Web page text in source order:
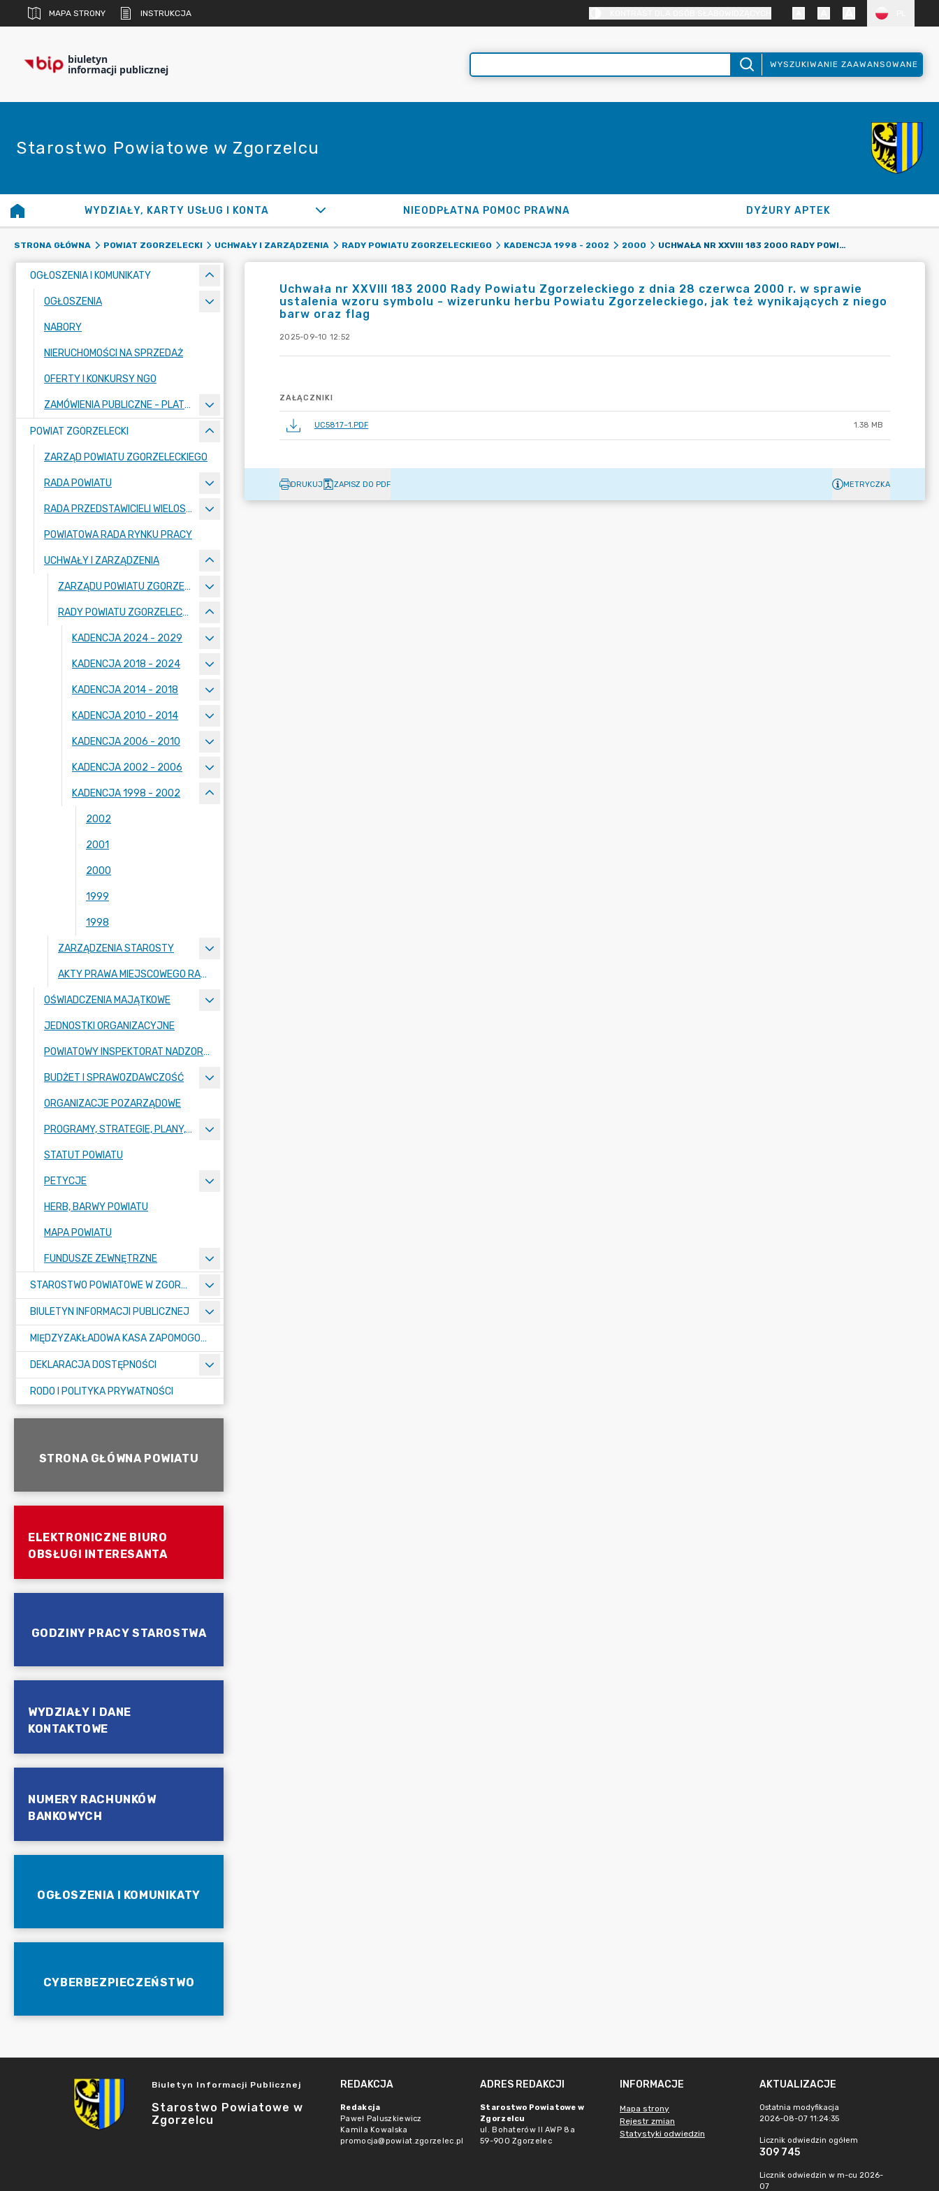
MAPA STRONY INSTRUKCJA
biuletyn
informacji publicznej WYSZUKIWANIE ZAAWANSOWANE
Starostwo Powiatowe w Zgorzelcu
WYDZIAŁY, KARTY USŁUG I KONTA NIEODPŁATNA POMOC PRAWNA DYŻURY APTEK
STRONA GŁÓWNA POWIAT ZGORZELECKI UCHWAŁY I ZARZĄDZENIA RADY POWIATU ZGORZELECKIEGO KADENCJA 1998 - 2002 2000 UCHWAŁA NR XXVIII 183 2000 RADY POWIATU ZGORZELECKIEGO Z DNIA 28 CZERWCA 2000 R. W SPRAWIE USTALENIA WZORU SYMBOLU - WIZERUNKU HERBU POWIATU ZGORZELECKIEGO, JAK TEŻ WYNIKAJĄCYCH Z NIEGO BARW ORAZ FLAG
OGŁOSZENIA I KOMUNIKATY
OGŁOSZENIA
NABORY
NIERUCHOMOŚCI NA SPRZEDAŻ
OFERTY I KONKURSY NGO
ZAMÓWIENIA PUBLICZNE - PLATFORMA ZAKUPOWA
POWIAT ZGORZELECKI
ZARZĄD POWIATU ZGORZELECKIEGO
RADA POWIATU
RADA PRZEDSTAWICIELI WIELOSPECJALISTYCZNEGO ZESPOŁU OPIEKI ZDROWOTNEJ "BOLESŁAWIEC-ZGORZELEC" SAMODZIELNEGO PUBLICZNEGO ZAKŁADU OPIEKI ZDROWOTNEJ
POWIATOWA RADA RYNKU PRACY
UCHWAŁY I ZARZĄDZENIA
ZARZĄDU POWIATU ZGORZELECKIEGO
RADY POWIATU ZGORZELECKIEGO
KADENCJA 2024 - 2029
KADENCJA 2018 - 2024
KADENCJA 2014 - 2018
KADENCJA 2010 - 2014
KADENCJA 2006 - 2010
KADENCJA 2002 - 2006
KADENCJA 1998 - 2002
2002
2001
2000
1999
1998
ZARZĄDZENIA STAROSTY
AKTY PRAWA MIEJSCOWEGO RADY POWIATU ZGORZELECKIEGO
OŚWIADCZENIA MAJĄTKOWE
JEDNOSTKI ORGANIZACYJNE
POWIATOWY INSPEKTORAT NADZORU BUDOWLANEGO
BUDŻET I SPRAWOZDAWCZOŚĆ
ORGANIZACJE POZARZĄDOWE
PROGRAMY, STRATEGIE, PLANY, RAPORTY
STATUT POWIATU
PETYCJE
HERB, BARWY POWIATU
MAPA POWIATU
FUNDUSZE ZEWNĘTRZNE
STAROSTWO POWIATOWE W ZGORZELCU
BIULETYN INFORMACJI PUBLICZNEJ
MIĘDZYZAKŁADOWA KASA ZAPOMOGOWO-POŻYCZKOWA
DEKLARACJA DOSTĘPNOŚCI
RODO I POLITYKA PRYWATNOŚCI
STRONA GŁÓWNA POWIATU
ELEKTRONICZNE BIURO
OBSŁUGI INTERESANTA
GODZINY PRACY STAROSTWA
WYDZIAŁY I DANE
KONTAKTOWE
NUMERY RACHUNKÓW
BANKOWYCH
OGŁOSZENIA I KOMUNIKATY
CYBERBEZPIECZEŃSTWO
Uchwała nr XXVIII 183 2000 Rady Powiatu Zgorzeleckiego z dnia 28 czerwca 2000 r. w sprawie
ustalenia wzoru symbolu - wizerunku herbu Powiatu Zgorzeleckiego, jak też wynikających z niego
barw oraz flag
2025-09-10 12:52
ZAŁĄCZNIKI
UC5817~1.PDF 1.38 MB
DRUKUJ ZAPISZ DO PDF METRYCZKA
Biuletyn Informacji Publicznej
Starostwo Powiatowe w
Zgorzelcu
REDAKCJA
Redakcja
Paweł Paluszkiewicz
Kamila Kowalska
promocja@powiat.zgorzelec.pl
ADRES REDAKCJI
Starostwo Powiatowe w
Zgorzelcu
ul. Bohaterów II AWP 8a
59-900 Zgorzelec
INFORMACJE
Mapa strony
Rejestr zmian
Statystyki odwiedzin
AKTUALIZACJE
Ostatnia modyfikacja
2026-08-07 11:24:35
Licznik odwiedzin ogółem
309 745
Licznik odwiedzin w m-cu 2026-
07